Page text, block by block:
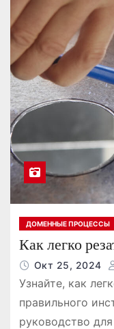
ДОМЕННЫЕ ПРОЦЕССЫ
Как легко
Окт 25, 2024
Узнайте, как
правильного
руководство